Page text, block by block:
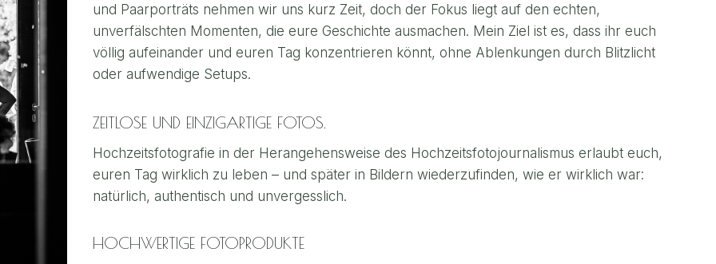
und Paarporträts nehmen wir uns kurz Zeit, doch der Fokus liegt auf den echten,
unverfälschten Momenten, die eure Geschichte ausmachen. Mein Ziel ist es, dass ihr euch
völlig aufeinander und euren Tag konzentrieren könnt, ohne Ablenkungen durch Blitzlicht
oder aufwendige Setups.
ZEITLOSE UND EINZIGARTIGE FOTOS.
Hochzeitsfotografie in der Herangehensweise des Hochzeitsfotojournalismus erlaubt euch,
euren Tag wirklich zu leben – und später in Bildern wiederzufinden, wie er wirklich war:
natürlich, authentisch und unvergesslich.
HOCHWERTIGE FOTOPRODUKTE